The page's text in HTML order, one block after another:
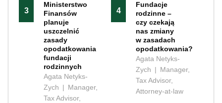
3
Ministerstwo
Finansów
planuje
uszczelnić
zasady
opodatkowania
fundacji
rodzinnych
Agata Netyks-
Zych | Manager,
Tax Advisor,
4
Fundacje
rodzinne –
czy czekają
nas zmiany
w zasadach
opodatkowania?
Agata Netyks-
Zych | Manager,
Tax Advisor,
Attorney-at-law